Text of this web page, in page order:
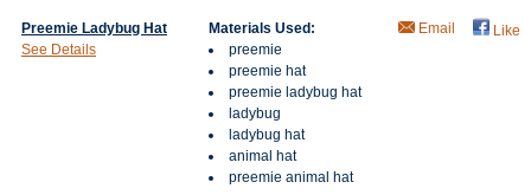
Preemie Ladybug Hat
See Details
Materials Used:
preemie
preemie hat
preemie ladybug hat
ladybug
ladybug hat
animal hat
preemie animal hat
Email Like